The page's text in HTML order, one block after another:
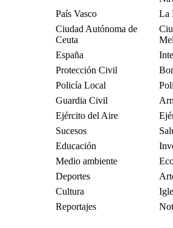
País Vasco
La
Ciudad Autónoma de
Ceuta
España
Protección Civil
Policía Local
Guardia Civil
Ejército del Aire
Sucesos
Educación
Medio ambiente
Deportes
Cultura
Reportajes